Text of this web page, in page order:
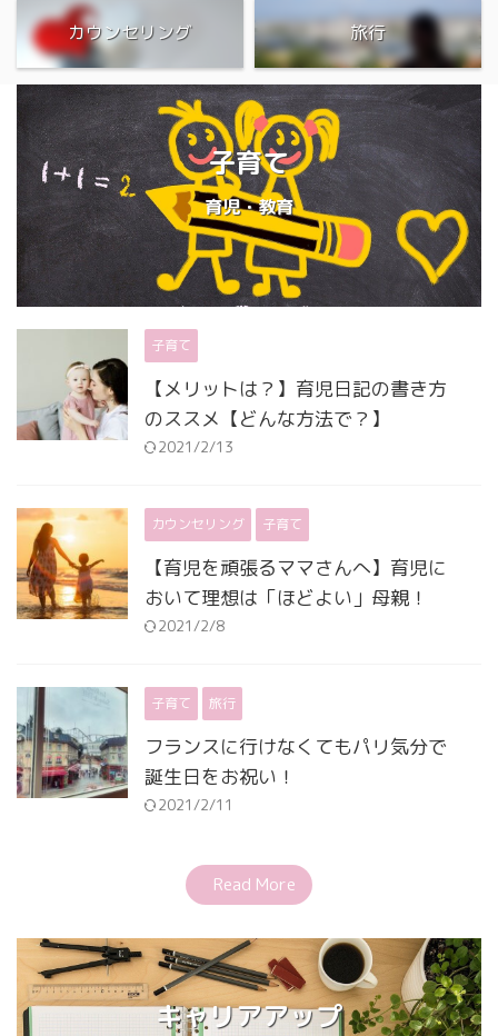
カウンセリング 旅行
子育て
育児・教育
子育て
【メリットは？】育児日記の書き方
のススメ【どんな方法で？】
2021/2/13
カウンセリング 子育て
【育児を頑張るママさんへ】育児に
おいて理想は「ほどよい」母親！
2021/2/8
子育て 旅行
フランスに行けなくてもパリ気分で
誕生日をお祝い！
2021/2/11
Read More
キャリアアップ